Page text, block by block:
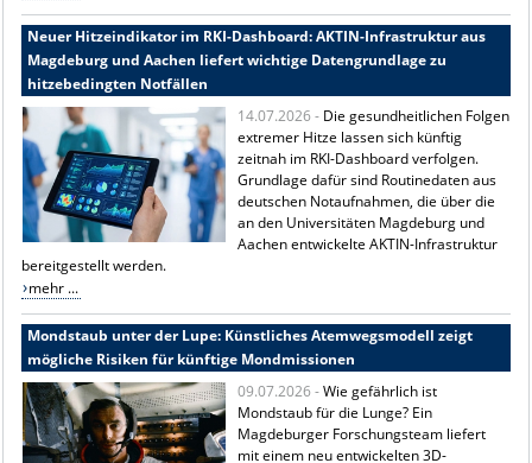
Neuer Hitzeindikator im RKI-Dashboard: AKTIN-Infrastruktur aus
Magdeburg und Aachen liefert wichtige Datengrundlage zu
hitzebedingten Notfällen
14.07.2026 - Die gesundheitlichen Folgen
extremer Hitze lassen sich künftig
zeitnah im RKI-Dashboard verfolgen.
Grundlage dafür sind Routinedaten aus
deutschen Notaufnahmen, die über die
an den Universitäten Magdeburg und
Aachen entwickelte AKTIN-Infrastruktur
bereitgestellt werden.
mehr ...
Mondstaub unter der Lupe: Künstliches Atemwegsmodell zeigt
mögliche Risiken für künftige Mondmissionen
09.07.2026 -Wie gefährlich ist
Mondstaub für die Lunge? Ein
Magdeburger Forschungsteam liefert
mit einem neu entwickelten 3D-